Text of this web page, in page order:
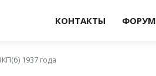
КОНТАКТЫ ФОРУМ
1937 года